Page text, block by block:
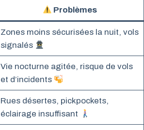
Problèmes
Zones moins sécurisées la nuit, vols
signalés
Vie nocturne agitée, risque de vols
et d’incidents
Rues désertes, pickpockets,
éclairage insuffisant